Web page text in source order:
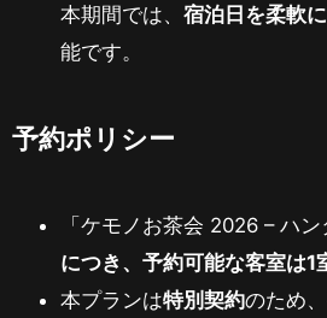
本期間では、 宿泊日を柔軟
能です。
予約ポリシー
「ケモノお茶会 2026 – ハ
につき、予約可能な客室は1
本プランは特別契約のため、